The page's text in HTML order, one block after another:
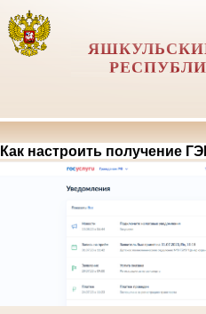
Как настроить получение